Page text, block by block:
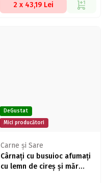
2 x 43,19 Lei
DeGustat
Mici producători
Carne şi Sare
Cârnați cu busuioc afumați
cu lemn de cireș și măr